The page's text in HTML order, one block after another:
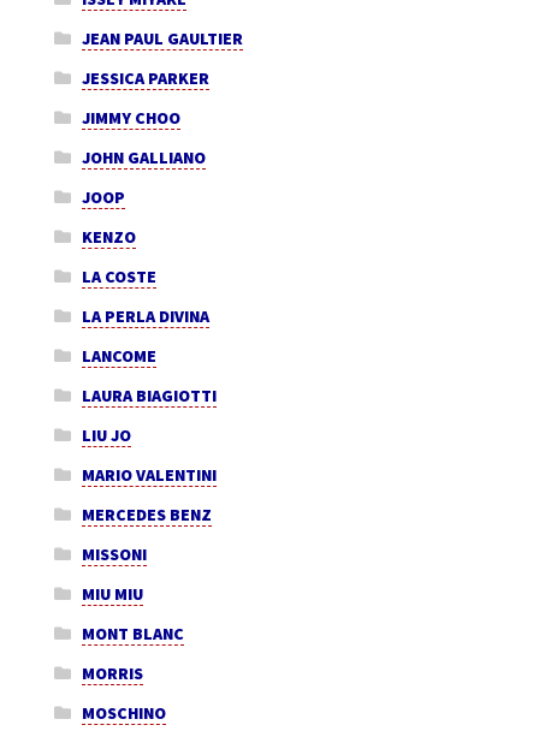
JEAN PAUL GAULTIER
JESSICA PARKER
JIMMY CHOO
JOHN GALLIANO
JOOP
KENZO
LA COSTE
LA PERLA DIVINA
LANCOME
LAURA BIAGIOTTI
LIU JO
MARIO VALENTINI
MERCEDES BENZ
MISSONI
MIU MIU
MONT BLANC
MORRIS
MOSCHINO